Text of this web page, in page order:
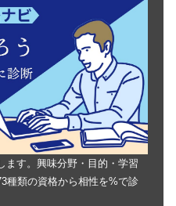
ます。興味分野・目的・学習
種類の資格から相性を%で診